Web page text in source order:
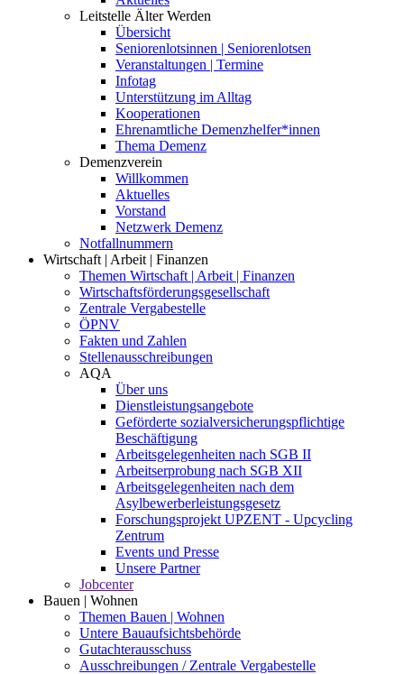
Leitstelle Älter Werden
Übersicht
Seniorenlotsinnen | Seniorenlotsen
Veranstaltungen | Termine
Infotag
Unterstützung im Alltag
Kooperationen
Ehrenamtliche Demenzhelfer*innen
Thema Demenz
Demenzverein
Willkommen
Aktuelles
Vorstand
Netzwerk Demenz
Notfallnummern
Wirtschaft | Arbeit | Finanzen
Themen Wirtschaft | Arbeit | Finanzen
Wirtschaftsförderungsgesellschaft
Zentrale Vergabestelle
ÖPNV
Fakten und Zahlen
Stellenausschreibungen
AQA
Über uns
Dienstleistungsangebote
Geförderte sozialversicherungspflichtige
Beschäftigung
Arbeitsgelegenheiten nach SGB II
Arbeitserprobung nach SGB XII
Arbeitsgelegenheiten nach dem
Asylbewerberleistungsgesetz
Forschungsprojekt UPZENT - Upcycling
Zentrum
Events und Presse
Unsere Partner
Jobcenter
Bauen | Wohnen
Themen Bauen | Wohnen
Untere Bauaufsichtsbehörde
Gutachterausschuss
Ausschreibungen / Zentrale Vergabestelle